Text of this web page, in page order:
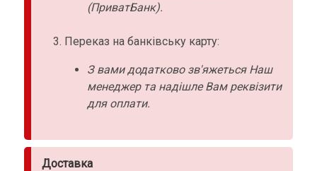
(ПриватБанк).
Переказ на банківську карту:
З вами додатково зв'яжеться Наш
менеджер та надішле Вам реквізити
для оплати.
Доставка